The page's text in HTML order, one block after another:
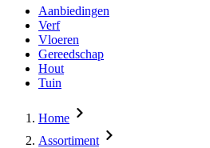
Aanbiedingen
Verf
Vloeren
Gereedschap
Hout
Tuin
Home
Assortiment